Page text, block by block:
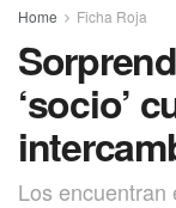
Home Ficha Roja
‘socio’
Los encuentran